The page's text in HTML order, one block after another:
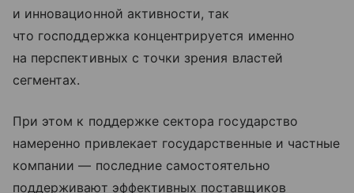
и инновационной активности, так
что господдержка концентрируется именно
на перспективных с точки зрения властей
сегментах.
При этом к поддержке сектора государство
намеренно привлекает государственные и частные
компании — последние самостоятельно
поддерживают эффективных поставщиков